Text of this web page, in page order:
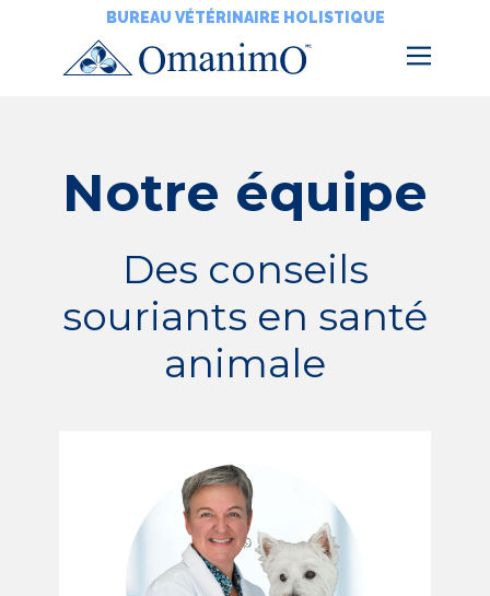
BUREAU VÉTÉRINAIRE HOLISTIQUE
Notre équipe
Des conseils
souriants en santé
animale